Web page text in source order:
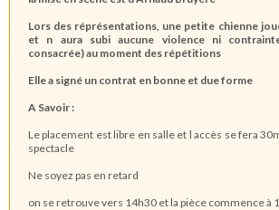
Lors des réprésentations, une petite chienne
et n aura subi aucune violence ni
consacrée) au moment des répétitions
Elle a signé un contrat en bonne et due forme
A Savoir :
Le placement est libre en salle et l accès se fera
spectacle
Ne soyez pas en retard
on se retrouve vers 14h30 et la pièce commence à